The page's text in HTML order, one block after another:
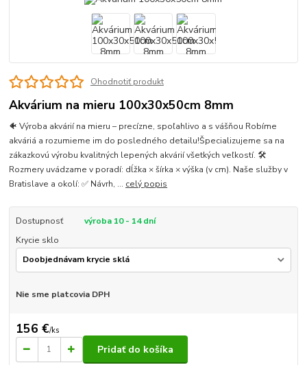
Ohodnotiť produkt
Akvárium na mieru 100x30x50cm 8mm
🐠 Výroba akvárií na mieru – precízne, spoľahlivo a s vášňou Robíme
akváriá a rozumieme im do posledného detailu!Špecializujeme sa na
zákazkovú výrobu kvalitných lepených akvárií všetkých veľkostí. 🛠
Rozmery uvádzame v poradí: dĺžka × šírka × výška (v cm). Naše služby v
Bratislave a okolí: ✅ Návrh, ... celý popis
Dostupnosť
výroba 10 - 14 dní
Krycie sklo
Nie sme platcovia DPH
156 €/ks
Pridať do košíka